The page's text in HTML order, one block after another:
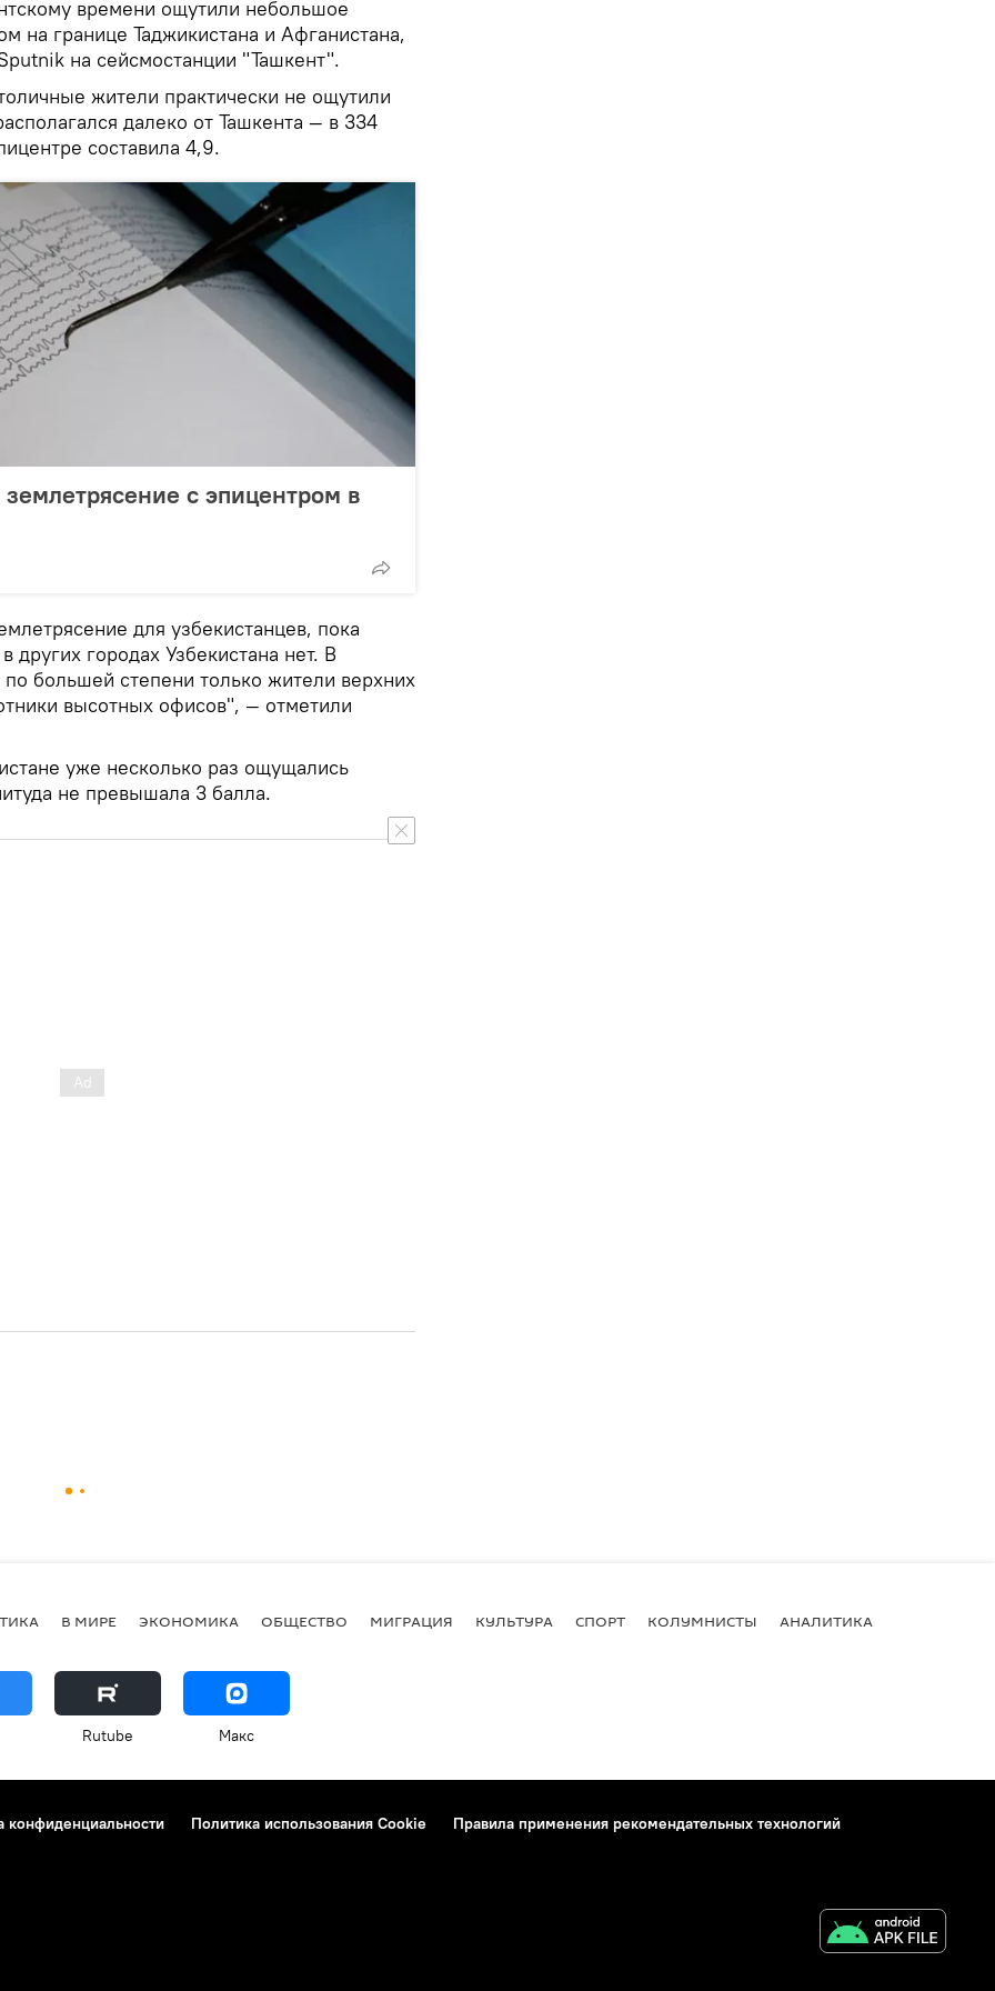
времени ощутили небольшое
на границе Таджикистана и Афганистана,
на сейсмостанции "Ташкент".
жители практически не ощутили
далеко от Ташкента — в 334
составила 4,9.
с эпицентром в
для узбекистанцев, пока
городах Узбекистана нет. В
по большей степени только жители верхних
высотных офисов", — отметили
уже несколько раз ощущались
не превышала 3 балла.
В МИРЕ ЭКОНОМИКА ОБЩЕСТВО МИГРАЦИЯ КУЛЬТУРА СПОРТ КОЛУМНИСТЫ АНАЛИТИКА
Rutube Макс
конфиденциальности Политика использования Cookie
Правила применения рекомендательных технологий